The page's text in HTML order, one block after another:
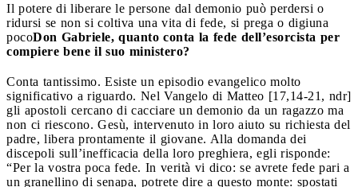
Il potere di liberare le persone dal demonio può perdersi o
ridursi se non si coltiva una vita di fede, si prega o digiuna
pocoDon Gabriele, quanto conta la fede dell’esorcista per
compiere bene il suo ministero?
Conta tantissimo. Esiste un episodio evangelico molto
significativo a riguardo. Nel Vangelo di Matteo [17,14-21, ndr]
gli apostoli cercano di cacciare un demonio da un ragazzo ma
non ci riescono. Gesù, intervenuto in loro aiuto su richiesta del
padre, libera prontamente il giovane. Alla domanda dei
discepoli sull’inefficacia della loro preghiera, egli risponde:
“Per la vostra poca fede. In verità vi dico: se avrete fede pari a
un granellino di senapa, potrete dire a questo monte: spostati